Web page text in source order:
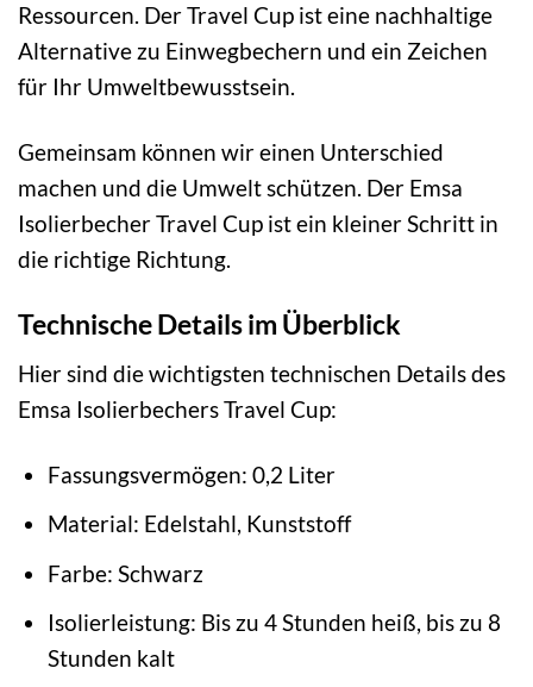
Ressourcen. Der Travel Cup ist eine nachhaltige
Alternative zu Einwegbechern und ein Zeichen
für Ihr Umweltbewusstsein.
Gemeinsam können wir einen Unterschied
machen und die Umwelt schützen. Der Emsa
Isolierbecher Travel Cup ist ein kleiner Schritt in
die richtige Richtung.
Technische Details im Überblick
Hier sind die wichtigsten technischen Details des
Emsa Isolierbechers Travel Cup:
Fassungsvermögen: 0,2 Liter
Material: Edelstahl, Kunststoff
Farbe: Schwarz
Isolierleistung: Bis zu 4 Stunden heiß, bis zu 8
Stunden kalt